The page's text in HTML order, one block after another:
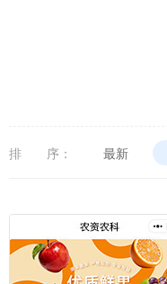
排 序： 最新